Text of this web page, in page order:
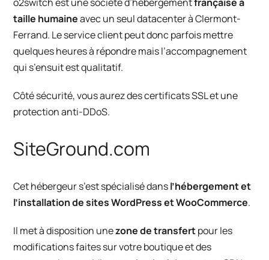
taille humaineavec un seul datacenter à Clermont-
Ferrand. Le service client peut donc parfois mettre
quelques heures à répondre mais l’accompagnement
qui s’ensuit est qualitatif.
Côté sécurité, vous aurez des certificats SSL et une
protection anti-DDoS.
SiteGround.com
Cet hébergeur s’est spécialisé dansl’hébergement et
l’installation de sites WordPress et WooCommerce.
Il met à disposition unezone de transfertpour les
modifications faites sur votre boutique et des